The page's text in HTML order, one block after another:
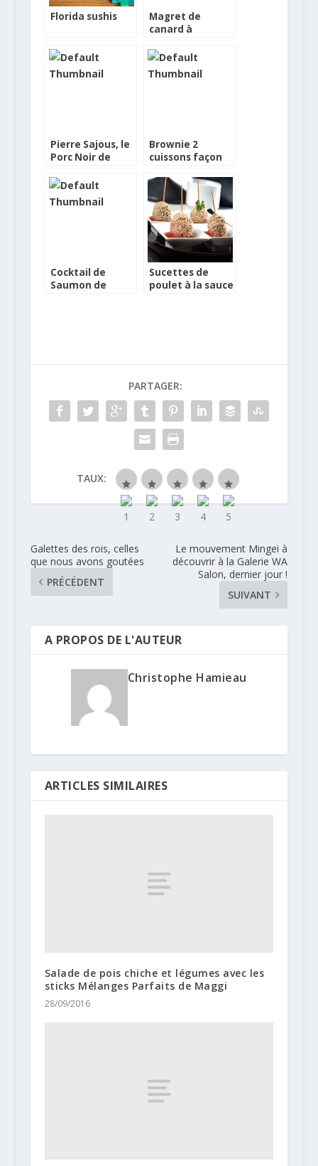
Florida sushis
Magret de
canard à
sauce soja
sucrée au
gingembre
Pierre Sajous, le
Porc Noir de
l’honneur
Brownie 2
cuissons façon
sauce Tabasco
Rouge
Cocktail de
Saumon de
Sucettes de
poulet à la sauce
PARTAGER:
TAUX:
Galettes des rois, celles
que nous avons goutées
PRÉCÉDENT
Le mouvement Mingei à
découvrir à la Galerie WA
Salon, dernier jour !
SUIVANT
A PROPOS DE L'AUTEUR
Christophe Hamieau
ARTICLES SIMILAIRES
Salade de pois chiche et légumes avec les
sticks Mélanges Parfaits de Maggi
28/09/2016